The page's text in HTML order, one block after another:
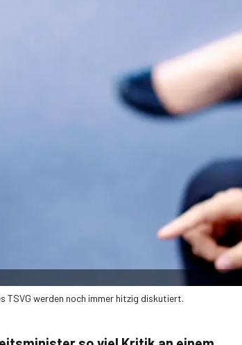
TSVG werden noch immer hitzig diskutiert.